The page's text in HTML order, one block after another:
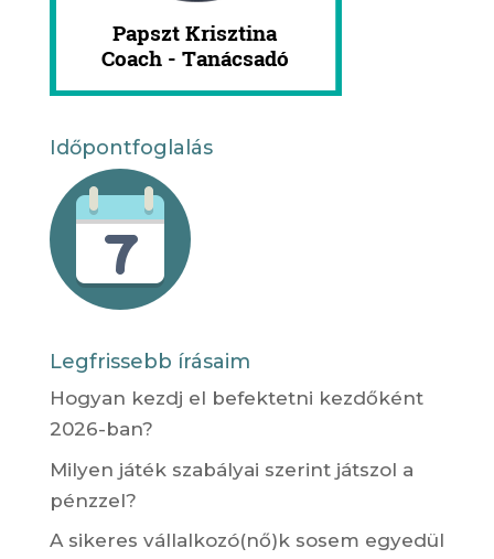
Időpontfoglalás
Legfrissebb írásaim
Hogyan kezdj el befektetni kezdőként
2026-ban?
Milyen játék szabályai szerint játszol a
pénzzel?
A sikeres vállalkozó(nő)k sosem egyedül